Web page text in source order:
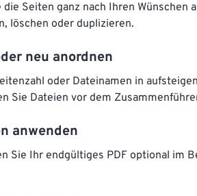
Seiten ganz nach Ihren Wünschen
löschen oder duplizieren.
neu anordnen
oder Dateinamen in
Sie Dateien vor dem
anwenden
Sie Ihr endgültiges PDF optional im